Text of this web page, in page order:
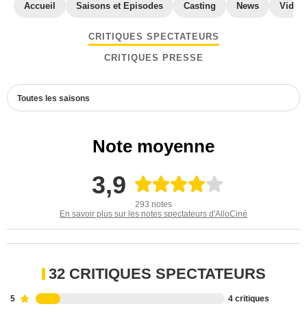
Accueil Saisons et Episodes Casting News
CRITIQUES SPECTATEURS
CRITIQUES PRESSE
Toutes les saisons
Note moyenne
3,9
293 notes
En savoir plus sur les notes spectateurs d'AlloCiné
32 CRITIQUES SPECTATEURS
5 4 critiques